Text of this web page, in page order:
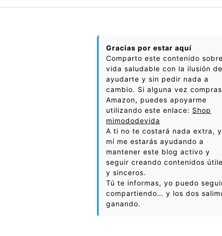
Gracias por estar aquí
Comparto este contenido sobre
vida saludable con la ilusión de
ayudarte y sin pedir nada a
cambio. Si alguna vez
Amazon, puedes apoyarme
utilizando este enlace: Shop
mimododevida
A ti no te costará nada extra,
mí me estarás ayudando a
mantener este blog activo y
seguir creando contenidos
y sinceros.
Tú te informas, yo puedo
compartiendo… y los dos
ganando.